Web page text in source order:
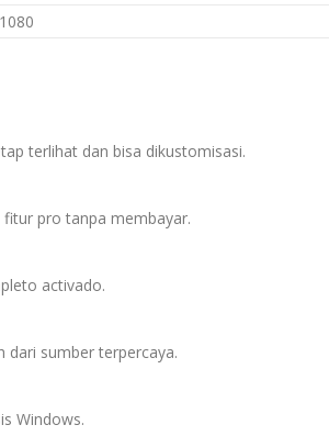
terlihat dan bisa dikustomisasi.
pro tanpa membayar.
activado.
dari sumber terpercaya.
Windows.